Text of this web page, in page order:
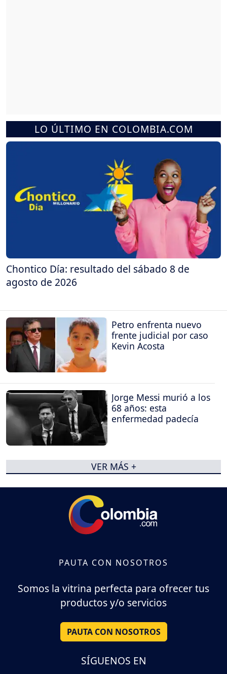
LO ÚLTIMO EN COLOMBIA.COM
Chontico Día: resultado del sábado 8 de
agosto de 2026
Petro enfrenta nuevo
frente judicial por caso
Kevin Acosta
Jorge Messi murió a los
68 años: esta
enfermedad padecía
VER MÁS +
PAUTA CON NOSOTROS
Somos la vitrina perfecta para ofrecer tus
productos y/o servicios
PAUTA CON NOSOTROS
SÍGUENOS EN